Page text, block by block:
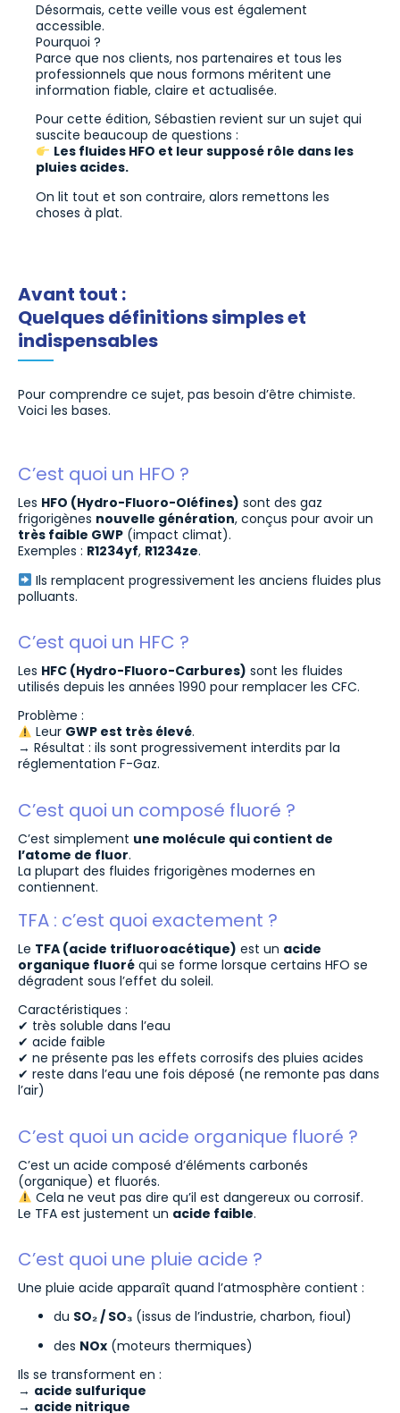
Désormais, cette veille vous est également
accessible.
Pourquoi ?
Parce que nos clients, nos partenaires et tous les
professionnels que nous formons méritent une
information fiable, claire et actualisée.
Pour cette édition, Sébastien revient sur un sujet qui
suscite beaucoup de questions :
Les fluides HFO et leur supposé rôle dans les
pluies acides.
On lit tout et son contraire, alors remettons les
choses à plat.
Avant tout :
Quelques définitions simples et
indispensables
Pour comprendre ce sujet, pas besoin d’être chimiste.
Voici les bases.
C’est quoi un HFO ?
Les HFO (Hydro-Fluoro-Oléfines) sont des gaz
frigorigènes nouvelle génération, conçus pour avoir un
très faible GWP (impact climat).
Exemples : R1234yf, R1234ze.
Ils remplacent progressivement les anciens fluides plus
polluants.
C’est quoi un HFC ?
Les HFC (Hydro-Fluoro-Carbures) sont les fluides
utilisés depuis les années 1990 pour remplacer les CFC.
Problème :
Leur GWP est très élevé.
→ Résultat : ils sont progressivement interdits par la
réglementation F-Gaz.
C’est quoi un composé fluoré ?
C’est simplement une molécule qui contient de
l’atome de fluor.
La plupart des fluides frigorigènes modernes en
contiennent.
TFA : c’est quoi exactement ?
Le TFA (acide trifluoroacétique) est un acide
organique fluoré qui se forme lorsque certains HFO se
dégradent sous l’effet du soleil.
Caractéristiques :
✔ très soluble dans l’eau
✔ acide faible
✔ ne présente pas les effets corrosifs des pluies acides
✔ reste dans l’eau une fois déposé (ne remonte pas dans
l’air)
C’est quoi un acide organique fluoré ?
C’est un acide composé d’éléments carbonés
(organique) et fluorés.
Cela ne veut pas dire qu’il est dangereux ou corrosif.
Le TFA est justement un acide faible.
C’est quoi une pluie acide ?
Une pluie acide apparaît quand l’atmosphère contient :
du SO₂ / SO₃ (issus de l’industrie, charbon, fioul)
des NOx (moteurs thermiques)
Ils se transforment en :
→ acide sulfurique
→ acide nitrique